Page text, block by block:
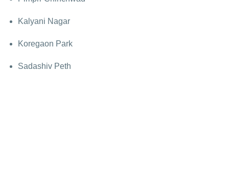
Kalyani Nagar
Koregaon Park
Sadashiv Peth